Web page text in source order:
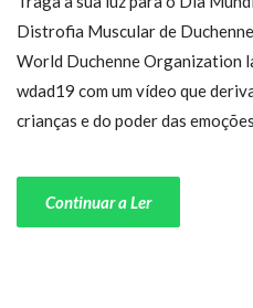
Distrofia Muscular de
World Duchenne Organization
wdad19 com um vídeo que
crianças e do poder das
Continuar a Ler